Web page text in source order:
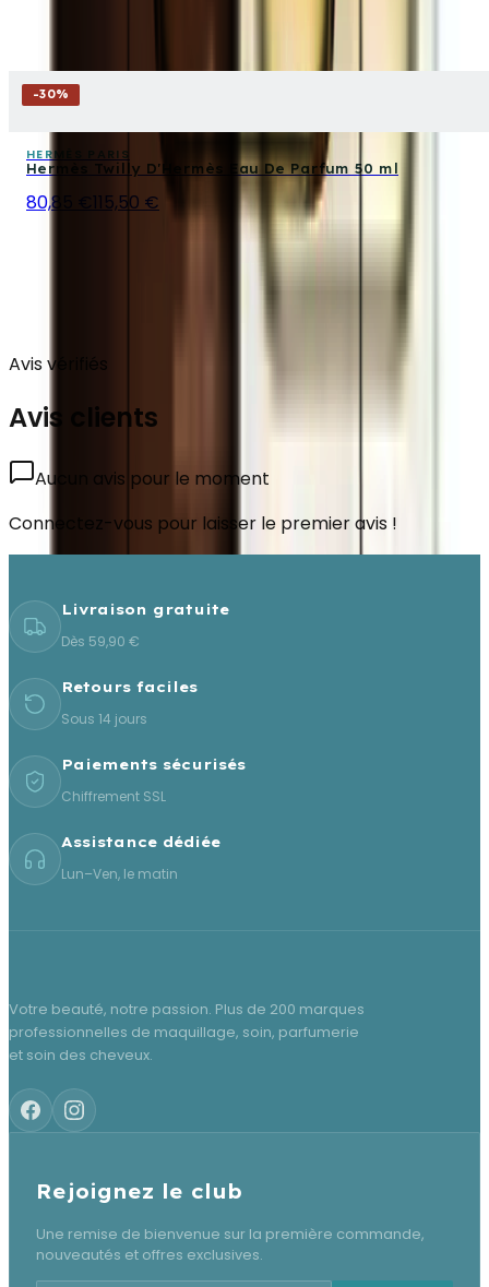
-30%
HERMÈS PARIS
Hermès Twilly D'Hermès Eau De Parfum 50 ml
80,85 €115,50 €
Avis vérifiés
Avis clients
Aucun avis pour le moment
Connectez-vous pour laisser le premier avis !
Livraison gratuite
Dès 59,90 €
Retours faciles
Sous 14 jours
Paiements sécurisés
Chiffrement SSL
Assistance dédiée
Lun–Ven, le matin
Votre beauté, notre passion. Plus de 200 marques
professionnelles de maquillage, soin, parfumerie
et soin des cheveux.
Rejoignez le club
Une remise de bienvenue sur la première commande,
nouveautés et offres exclusives.